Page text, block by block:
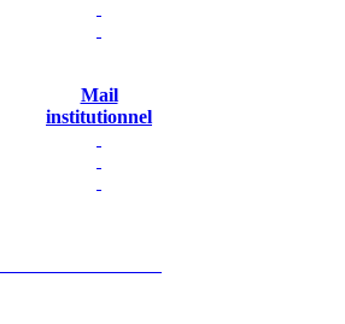
Mail
institutionnel